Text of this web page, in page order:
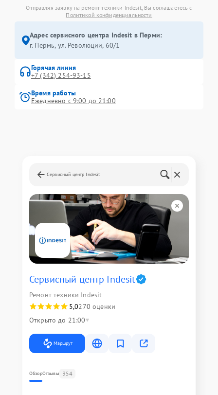
Отправляя заявку на ремонт техники Indesit, Вы соглашаетесь с
Политикой конфиденциальности
Адрес сервисного центра Indesit в Перми:
г. Пермь, ул. ​Революции, 60/1
Горячая линия
+7 (342) 254-93-15
Время работы
Ежедневно с 9:00 до 21:00
Сервисный центр Indesit
Сервисный центр Indesit
Ремонт техники Indesit
5,0270 оценки
Открыто до 21:00
Маршрут
ОбзорОтзывы 354